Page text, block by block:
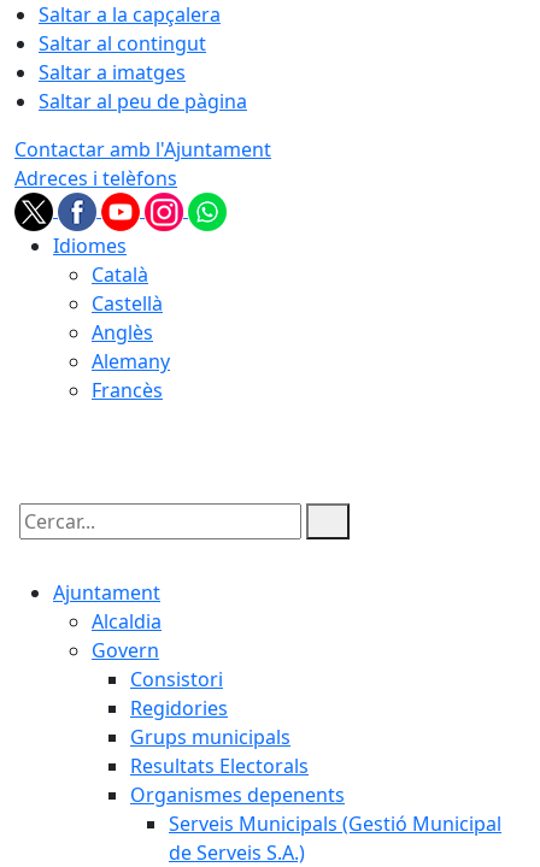
Saltar a la capçalera
Saltar al contingut
Saltar a imatges
Saltar al peu de pàgina
Contactar amb l'Ajuntament
Adreces i telèfons
Idiomes
Català
Castellà
Anglès
Alemany
Francès
Cercar:
Ajuntament
Alcaldia
Govern
Consistori
Regidories
Grups municipals
Resultats Electorals
Organismes depenents
Serveis Municipals (Gestió Municipal
de Serveis S.A.)